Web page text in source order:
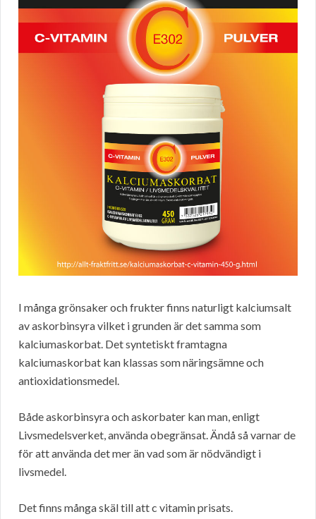
I många grönsaker och frukter finns naturligt kalciumsalt
av askorbinsyra vilket i grunden är det samma som
kalciumaskorbat. Det syntetiskt framtagna
kalciumaskorbat kan klassas som näringsämne och
antioxidationsmedel.
Både askorbinsyra och askorbater kan man, enligt
Livsmedelsverket, använda obegränsat. Ändå så varnar de
för att använda det mer än vad som är nödvändigt i
livsmedel.
Det finns många skäl till att c vitamin prisats.